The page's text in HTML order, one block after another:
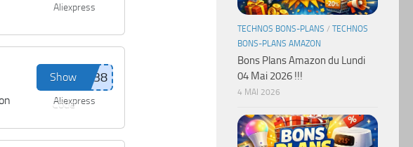
Aliexpress
Show
Code
Aliexpress
TECHNOS BONS-PLANS / TECHNOS
BONS-PLANS AMAZON
Bons Plans Amazon du Lundi
04 Mai 2026 !!!
4 MAI 2026